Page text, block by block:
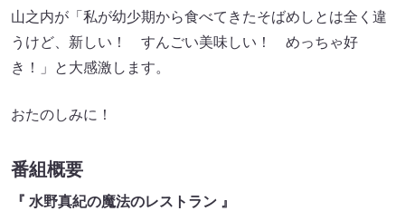
山之内が「私が幼少期から食べてきたそばめしとは全く違
うけど、新しい！ すんごい美味しい！ めっちゃ好
き！」と大感激します。
おたのしみに！
番組概要
『 水野真紀の魔法のレストラン 』